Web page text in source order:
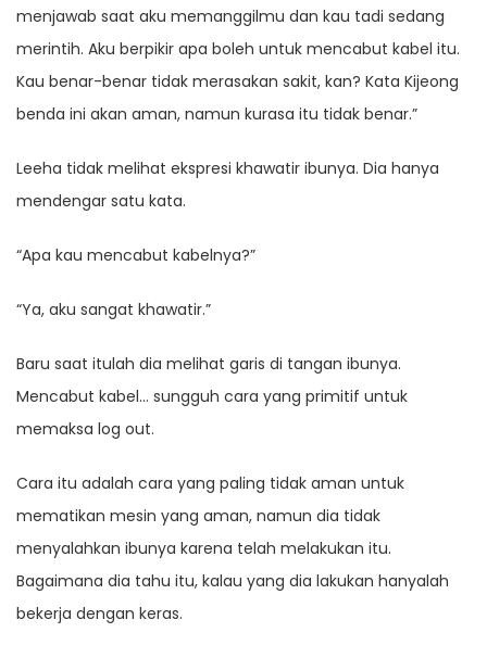
menjawab saat aku memanggilmu dan kau tadi sedang
merintih. Aku berpikir apa boleh untuk mencabut kabel itu.
Kau benar-benar tidak merasakan sakit, kan? Kata Kijeong
benda ini akan aman, namun kurasa itu tidak benar.”
Leeha tidak melihat ekspresi khawatir ibunya. Dia hanya
mendengar satu kata.
“Apa kau mencabut kabelnya?”
“Ya, aku sangat khawatir.”
Baru saat itulah dia melihat garis di tangan ibunya.
Mencabut kabel… sungguh cara yang primitif untuk
memaksa log out.
Cara itu adalah cara yang paling tidak aman untuk
mematikan mesin yang aman, namun dia tidak
menyalahkan ibunya karena telah melakukan itu.
Bagaimana dia tahu itu, kalau yang dia lakukan hanyalah
bekerja dengan keras.